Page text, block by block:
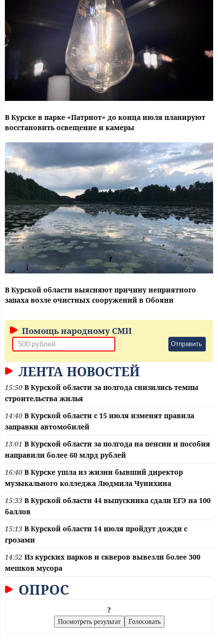
В Курске в парке «Патриот» до конца июля планируют
восстановить освещение и камеры
В Курской области выясняют причину неприятного
запаха возле очистных сооружений в Обояни
Помощь народному СМИ
Отправить
ЛЕНТА НОВОСТЕЙ
15:50 В Курской области за полгода снизились темпы
строительства жилья
14:40 В Курской области с 15 июля изменят правила
заправки автомобилей
13:01 В Курской области за полгода на пенсии и пособия
направили более 60 млрд рублей
16:40 В Курске ушла из жизни бывший директор
музыкального колледжа Людмила Чунихина
15:33 В Курской области 44 выпускника сдали ЕГЭ на 100
баллов
15:13 В Курской области 14 июля пройдут дожди с
грозами
14:52 Из курских парков и скверов вывезли более 300
мешков мусора
ОПРОС
?